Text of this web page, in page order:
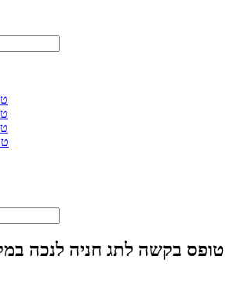
טופס בקשה לתג חניה לנכה